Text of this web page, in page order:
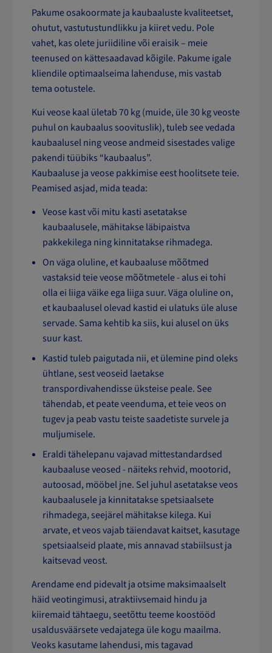
Pakume osakoormate ja kaubaaluste kvaliteetset,
ohutut, vastutustundlikku ja kiiret vedu. Pole
vahet, kas olete juriidiline või eraisik – meie
teenused on kättesaadavad kõigile. Pakume igale
kliendile optimaalseima lahenduse, mis vastab
tema ootustele.
Kui veose kaal ületab 70 kg (muide, üle 30 kg veoste
puhul on kaubaalus soovituslik), tuleb see vedada
kaubaalusel ning veose andmeid sisestades valige
pakendi tüübiks “kaubaalus”.
Kaubaaluse ja veose pakkimise eest hoolitsete teie.
Peamised asjad, mida teada:
Veose kast või mitu kasti asetatakse
kaubaalusele, mähitakse läbipaistva
pakkekilega ning kinnitatakse rihmadega.
On väga oluline, et kaubaaluse mõõtmed
vastaksid teie veose mõõtmetele - alus ei tohi
olla ei liiga väike ega liiga suur. Väga oluline on,
et kaubaalusel olevad kastid ei ulatuks üle aluse
servade. Sama kehtib ka siis, kui alusel on üks
suur kast.
Kastid tuleb paigutada nii, et ülemine pind oleks
ühtlane, sest veoseid laetakse
transpordivahendisse üksteise peale. See
tähendab, et peate veenduma, et teie veos on
tugev ja peab vastu teiste saadetiste survele ja
muljumisele.
Eraldi tähelepanu vajavad mittestandardsed
kaubaaluse veosed - näiteks rehvid, mootorid,
autoosad, mööbel jne. Sel juhul asetatakse veos
kaubaalusele ja kinnitatakse spetsiaalsete
rihmadega, seejärel mähitakse kilega. Kui
arvate, et veos vajab täiendavat kaitset, kasutage
spetsiaalseid plaate, mis annavad stabiilsust ja
kaitsevad veost.
Arendame end pidevalt ja otsime maksimaalselt
häid veotingimusi, atraktiivsemaid hindu ja
kiiremaid tähtaegu, seetõttu teeme koostööd
usaldusväärsete vedajatega üle kogu maailma.
Veoks kasutame lahendusi, mis tagavad